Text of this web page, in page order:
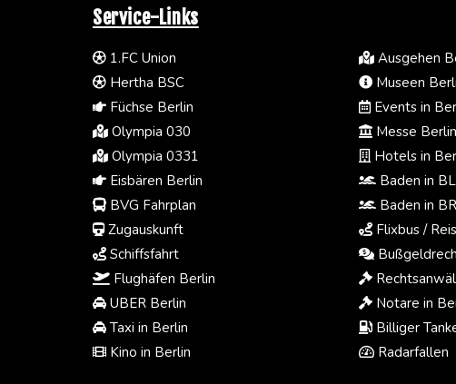
Service-Links
1.FC Union
Hertha BSC
Füchse Berlin
Olympia 030
Olympia 0331
Eisbären Berlin
BVG Fahrplan
Zugauskunft
Schiffsfahrt
Flughäfen Berlin
UBER Berlin
Taxi in Berlin
Kino in Berlin
Ausgehen
Museen
Events in
Messe Berlin
Hotels in
Baden in
Baden in
Flixbus /
Notare in
Billiger
Radarfallen